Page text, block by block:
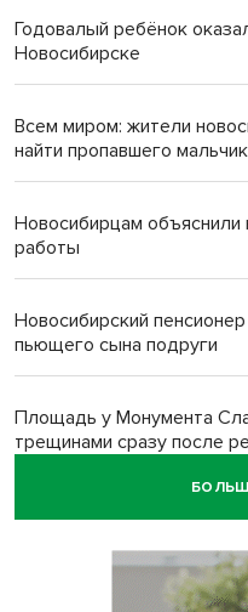
Годовалый ребёнок
Новосибирске
Всем миром: жители
найти пропавшего
Новосибирцам объяснили
работы
Новосибирский
пьющего сына подруги
Площадь у Монумента
трещинами сразу после